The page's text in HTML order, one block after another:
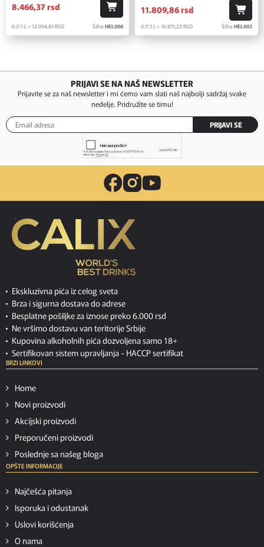
8.466,37rsd
0.7/1 L = 12.094,81 RSD Šifra:HEL008
11.809,86rsd
0.7/1 L = 16.871,23 RSD Šifra:HEL003
PRIJAVI SE NA NAŠ NEWSLETTER
Prijavite se za naš newsletter i mi ćemo vam slati naš najbolji sadržaj svake
nedelje. Pridružite se timu!
PRIJAVI SE
Ekskluzivna pića iz celog sveta
Brza i sigurna dostava do adrese
Besplatne pošiljke za iznose preko 6.000 rsd
Ne vršimo dostavu van teritorije Srbije
Kupovina alkoholnih pića dozvoljena samo 18+
Sertifikovan sistem upravljanja - HACCP sertifikat
BRZI LINKOVI
Home
Novi proizvodi
Akcijski proizvodi
Preporučeni proizvodi
Poslednje sa našeg bloga
OPŠTE INFORMACIJE
Najčešća pitanja
Isporuka i odustanak
Uslovi korišćenja
O nama